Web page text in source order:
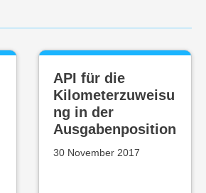
API für die
Kilometerzuweisu
ng in der
Ausgabenposition
30 November 2017